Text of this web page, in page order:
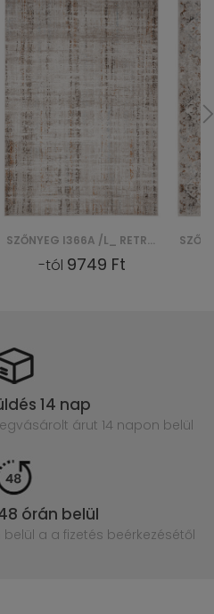
SZŐNYEG I366A /L_ RETRO - NIEBIESKI, BIAŁY
-tól 9749 Ft
14 nap
árut 14 napon belül
órán belül
belül a a fizetés beérkezésétől